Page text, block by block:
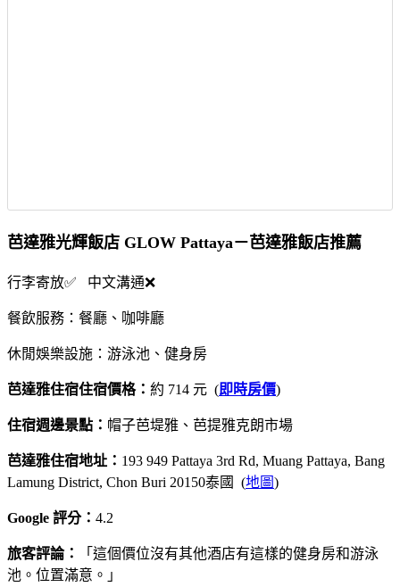
芭達雅光輝飯店 GLOW Pattaya－芭達雅飯店推薦
行李寄放✅ 中文溝通❌
餐飲服務：餐廳、咖啡廳
休閒娛樂設施：游泳池、健身房
芭達雅住宿住宿價格： 約 714 元 (即時房價)
住宿週邊景點： 帽子芭堤雅、芭提雅克朗市場
芭達雅住宿地址： 193 949 Pattaya 3rd Rd, Muang Pattaya, Bang
Lamung District, Chon Buri 20150泰國 (地圖)
Google 評分： 4.2
旅客評論：
「這個價位沒有其他酒店有這樣的健身房和游泳
池。位置滿意。」